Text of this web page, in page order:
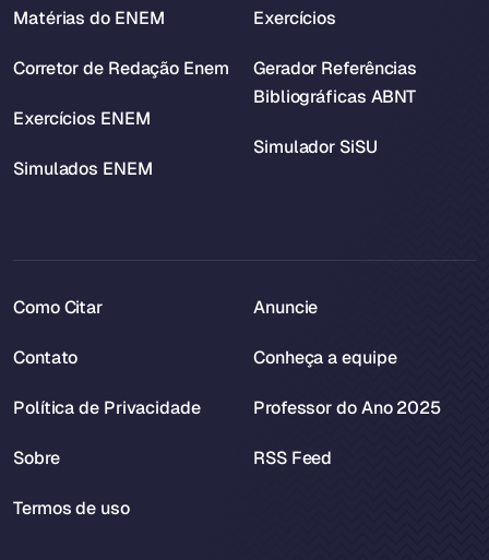
Matérias do ENEM
Corretor de Redação Enem
Exercícios ENEM
Simulados ENEM
Exercícios
Gerador Referências
Bibliográficas ABNT
Simulador SiSU
Como Citar
Contato
Política de Privacidade
Sobre
Termos de uso
Anuncie
Conheça a equipe
Professor do Ano 2025
RSS Feed